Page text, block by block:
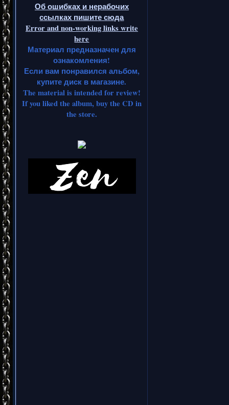
Об ошибках и нерабочих
ссылках пишите сюда
Error and non-working links write
here
Материал предназначен для
ознакомления!
Если вам понравился альбом,
купите диск в магазине.
The material is intended for review!
If you liked the album, buy the CD in
the store.